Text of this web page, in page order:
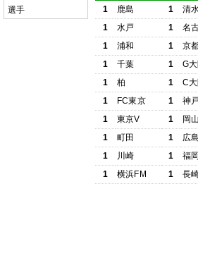
選手
1 鹿島 1
清
1
水戸 1
名
1
浦和 1
京
1
千葉 1
G大
1
柏 1
C大
1
FC東京 1
神
1
東京V 1
岡山
1
町田 1
広島
1
川崎 1
福岡
1
横浜FM 1 長